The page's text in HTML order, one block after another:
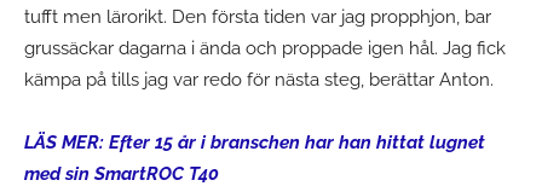
tufft men lärorikt. Den första tiden var jag propphjon, bar
grussäckar dagarna i ända och proppade igen hål. Jag fick
kämpa på tills jag var redo för nästa steg, berättar Anton.
LÄS MER: Efter 15 år i branschen har han hittat lugnet
med sin SmartROC T40